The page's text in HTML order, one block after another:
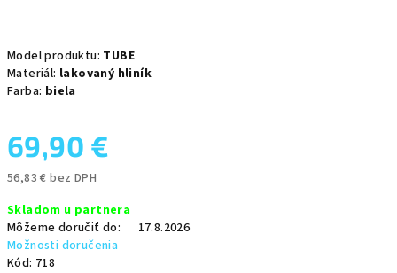
Model produktu: TUBE
Materiál: lakovaný hliník
Farba: biela
69,90 €
56,83 € bez DPH
cena:
Skladom u partnera
Môžeme doručiť do:
17.8.2026
Možnosti doručenia
Kód: 718